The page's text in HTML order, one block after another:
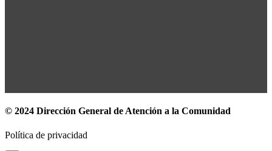
© 2024 Dirección General de Atención a la Comunidad
Política de privacidad